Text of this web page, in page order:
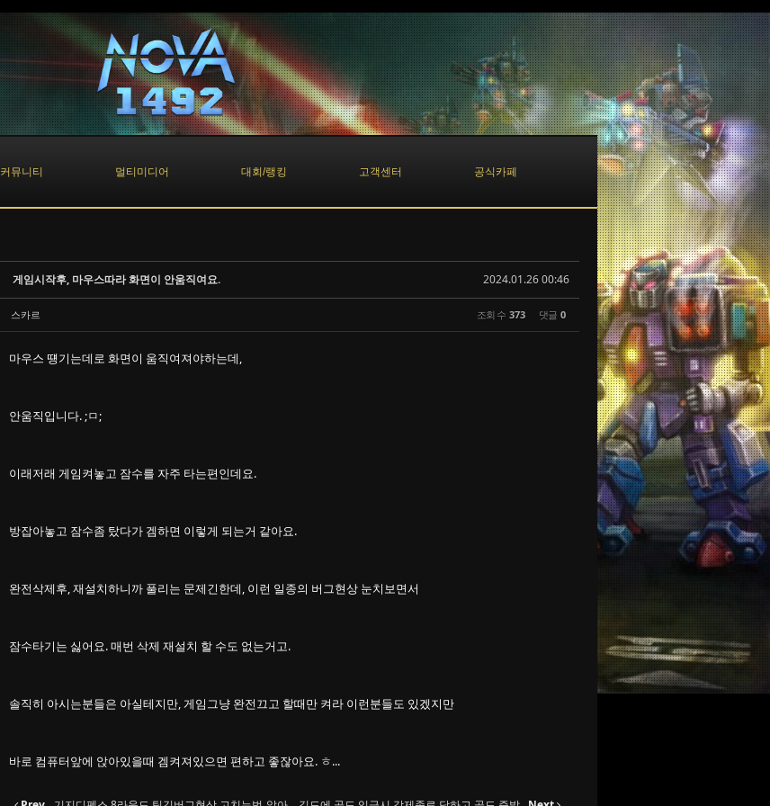
커뮤니티 멀티미디어 대회/랭킹 고객센터 공식카페
2024.01.26 00:46
게임시작후, 마우스따라 화면이 안움직여요.
스카르 조회 수 373 댓글 0
마우스 떙기는데로 화면이 움직여져야하는데,
안움직입니다. ;ㅁ;
이래저래 게임켜놓고 잠수를 자주 타는편인데요.
방잡아놓고 잠수좀 탔다가 겜하면 이렇게 되는거 같아요.
완전삭제후, 재설치하니까 풀리는 문제긴한데, 이런 일종의 버그현상 눈치보면서
잠수타기는 싫어요. 매번 삭제 재설치 할 수도 없는거고.
솔직히 아시는분들은 아실테지만, 게임그냥 완전끄고 할때만 켜라 이런분들도 있겠지만
바로 컴퓨터앞에 앉아있을때 겜켜져있으면 편하고 좋잖아요. ㅎ...